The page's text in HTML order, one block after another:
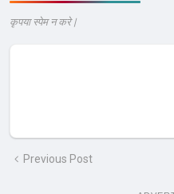
कृपया स्पेम न करे |
Previous Post